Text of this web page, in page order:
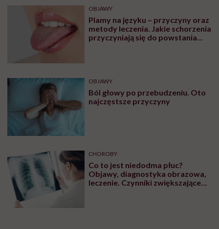
OBJAWY
Plamy na języku – przyczyny oraz
metody leczenia. Jakie schorzenia
przyczyniają się do powstania
OBJAWY
Ból głowy po przebudzeniu. Oto
najczęstsze przyczyny
CHOROBY
Co to jest niedodma płuc?
Objawy, diagnostyka obrazowa,
leczenie. Czynniki zwiększające